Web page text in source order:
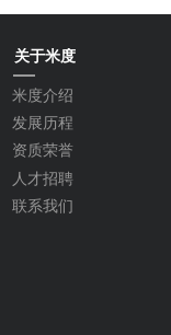
米度介绍
发展历程
资质荣誉
人才招聘
联系我们
关于米度